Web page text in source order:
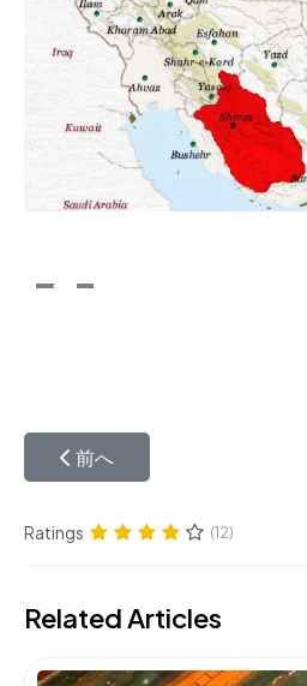
前の記事へ: ギャッベの作り方
前へ
Ratings (12)
Related Articles